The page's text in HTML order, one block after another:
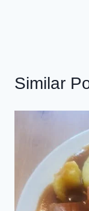
Similar